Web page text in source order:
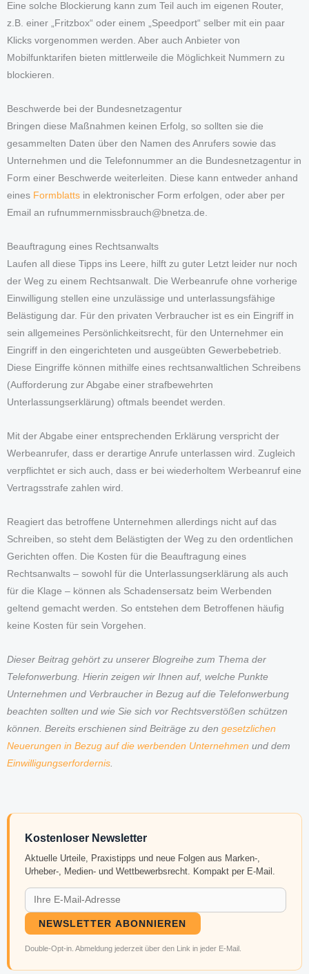
Eine solche Blockierung kann zum Teil auch im eigenen Router,
z.B. einer „Fritzbox“ oder einem „Speedport“ selber mit ein paar
Klicks vorgenommen werden. Aber auch Anbieter von
Mobilfunktarifen bieten mittlerweile die Möglichkeit Nummern zu
blockieren.
Beschwerde bei der Bundesnetzagentur
Bringen diese Maßnahmen keinen Erfolg, so sollten sie die
gesammelten Daten über den Namen des Anrufers sowie das
Unternehmen und die Telefonnummer an die Bundesnetzagentur in
Form einer Beschwerde weiterleiten. Diese kann entweder anhand
eines Formblatts in elektronischer Form erfolgen, oder aber per
Email an rufnummernmissbrauch@bnetza.de.
Beauftragung eines Rechtsanwalts
Laufen all diese Tipps ins Leere, hilft zu guter Letzt leider nur noch
der Weg zu einem Rechtsanwalt. Die Werbeanrufe ohne vorherige
Einwilligung stellen eine unzulässige und unterlassungsfähige
Belästigung dar. Für den privaten Verbraucher ist es ein Eingriff in
sein allgemeines Persönlichkeitsrecht, für den Unternehmer ein
Eingriff in den eingerichteten und ausgeübten Gewerbebetrieb.
Diese Eingriffe können mithilfe eines rechtsanwaltlichen Schreibens
(Aufforderung zur Abgabe einer strafbewehrten
Unterlassungserklärung) oftmals beendet werden.
Mit der Abgabe einer entsprechenden Erklärung verspricht der
Werbeanrufer, dass er derartige Anrufe unterlassen wird. Zugleich
verpflichtet er sich auch, dass er bei wiederholtem Werbeanruf eine
Vertragsstrafe zahlen wird.
Reagiert das betroffene Unternehmen allerdings nicht auf das
Schreiben, so steht dem Belästigten der Weg zu den ordentlichen
Gerichten offen. Die Kosten für die Beauftragung eines
Rechtsanwalts – sowohl für die Unterlassungserklärung als auch
für die Klage – können als Schadensersatz beim Werbenden
geltend gemacht werden. So entstehen dem Betroffenen häufig
keine Kosten für sein Vorgehen.
Dieser Beitrag gehört zu unserer Blogreihe zum Thema der
Telefonwerbung. Hierin zeigen wir Ihnen auf, welche Punkte
Unternehmen und Verbraucher in Bezug auf die Telefonwerbung
beachten sollten und wie Sie sich vor Rechtsverstößen schützen
können. Bereits erschienen sind Beiträge zu den gesetzlichen
Neuerungen in Bezug auf die werbenden Unternehmen und dem
Einwilligungserfordernis
Kostenloser Newsletter
Aktuelle Urteile, Praxistipps und neue Folgen aus Marken-,
Urheber-, Medien- und Wettbewerbsrecht. Kompakt per E-Mail.
NEWSLETTER ABONNIEREN
Double-Opt-in. Abmeldung jederzeit über den Link in jeder E-Mail.